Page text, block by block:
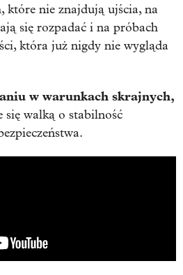
które nie znajdują ujścia, na
się rozpadać i na próbach
która już nigdy nie wygląda
w warunkach skrajnych,
się walką o stabilność